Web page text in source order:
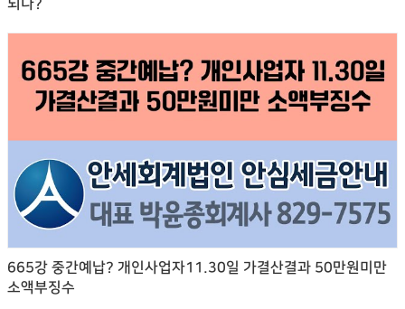
되나?
665강 중간예납? 개인사업자11.30일 가결산결과 50만원미만
소액부징수